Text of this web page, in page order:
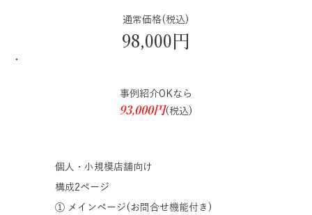
通常価格(税込)
98,000円
事例紹介OKなら
93,000円(税込)
個人・小規模店舗向け
構成2ページ
① メインページ(お問合せ機能付き)